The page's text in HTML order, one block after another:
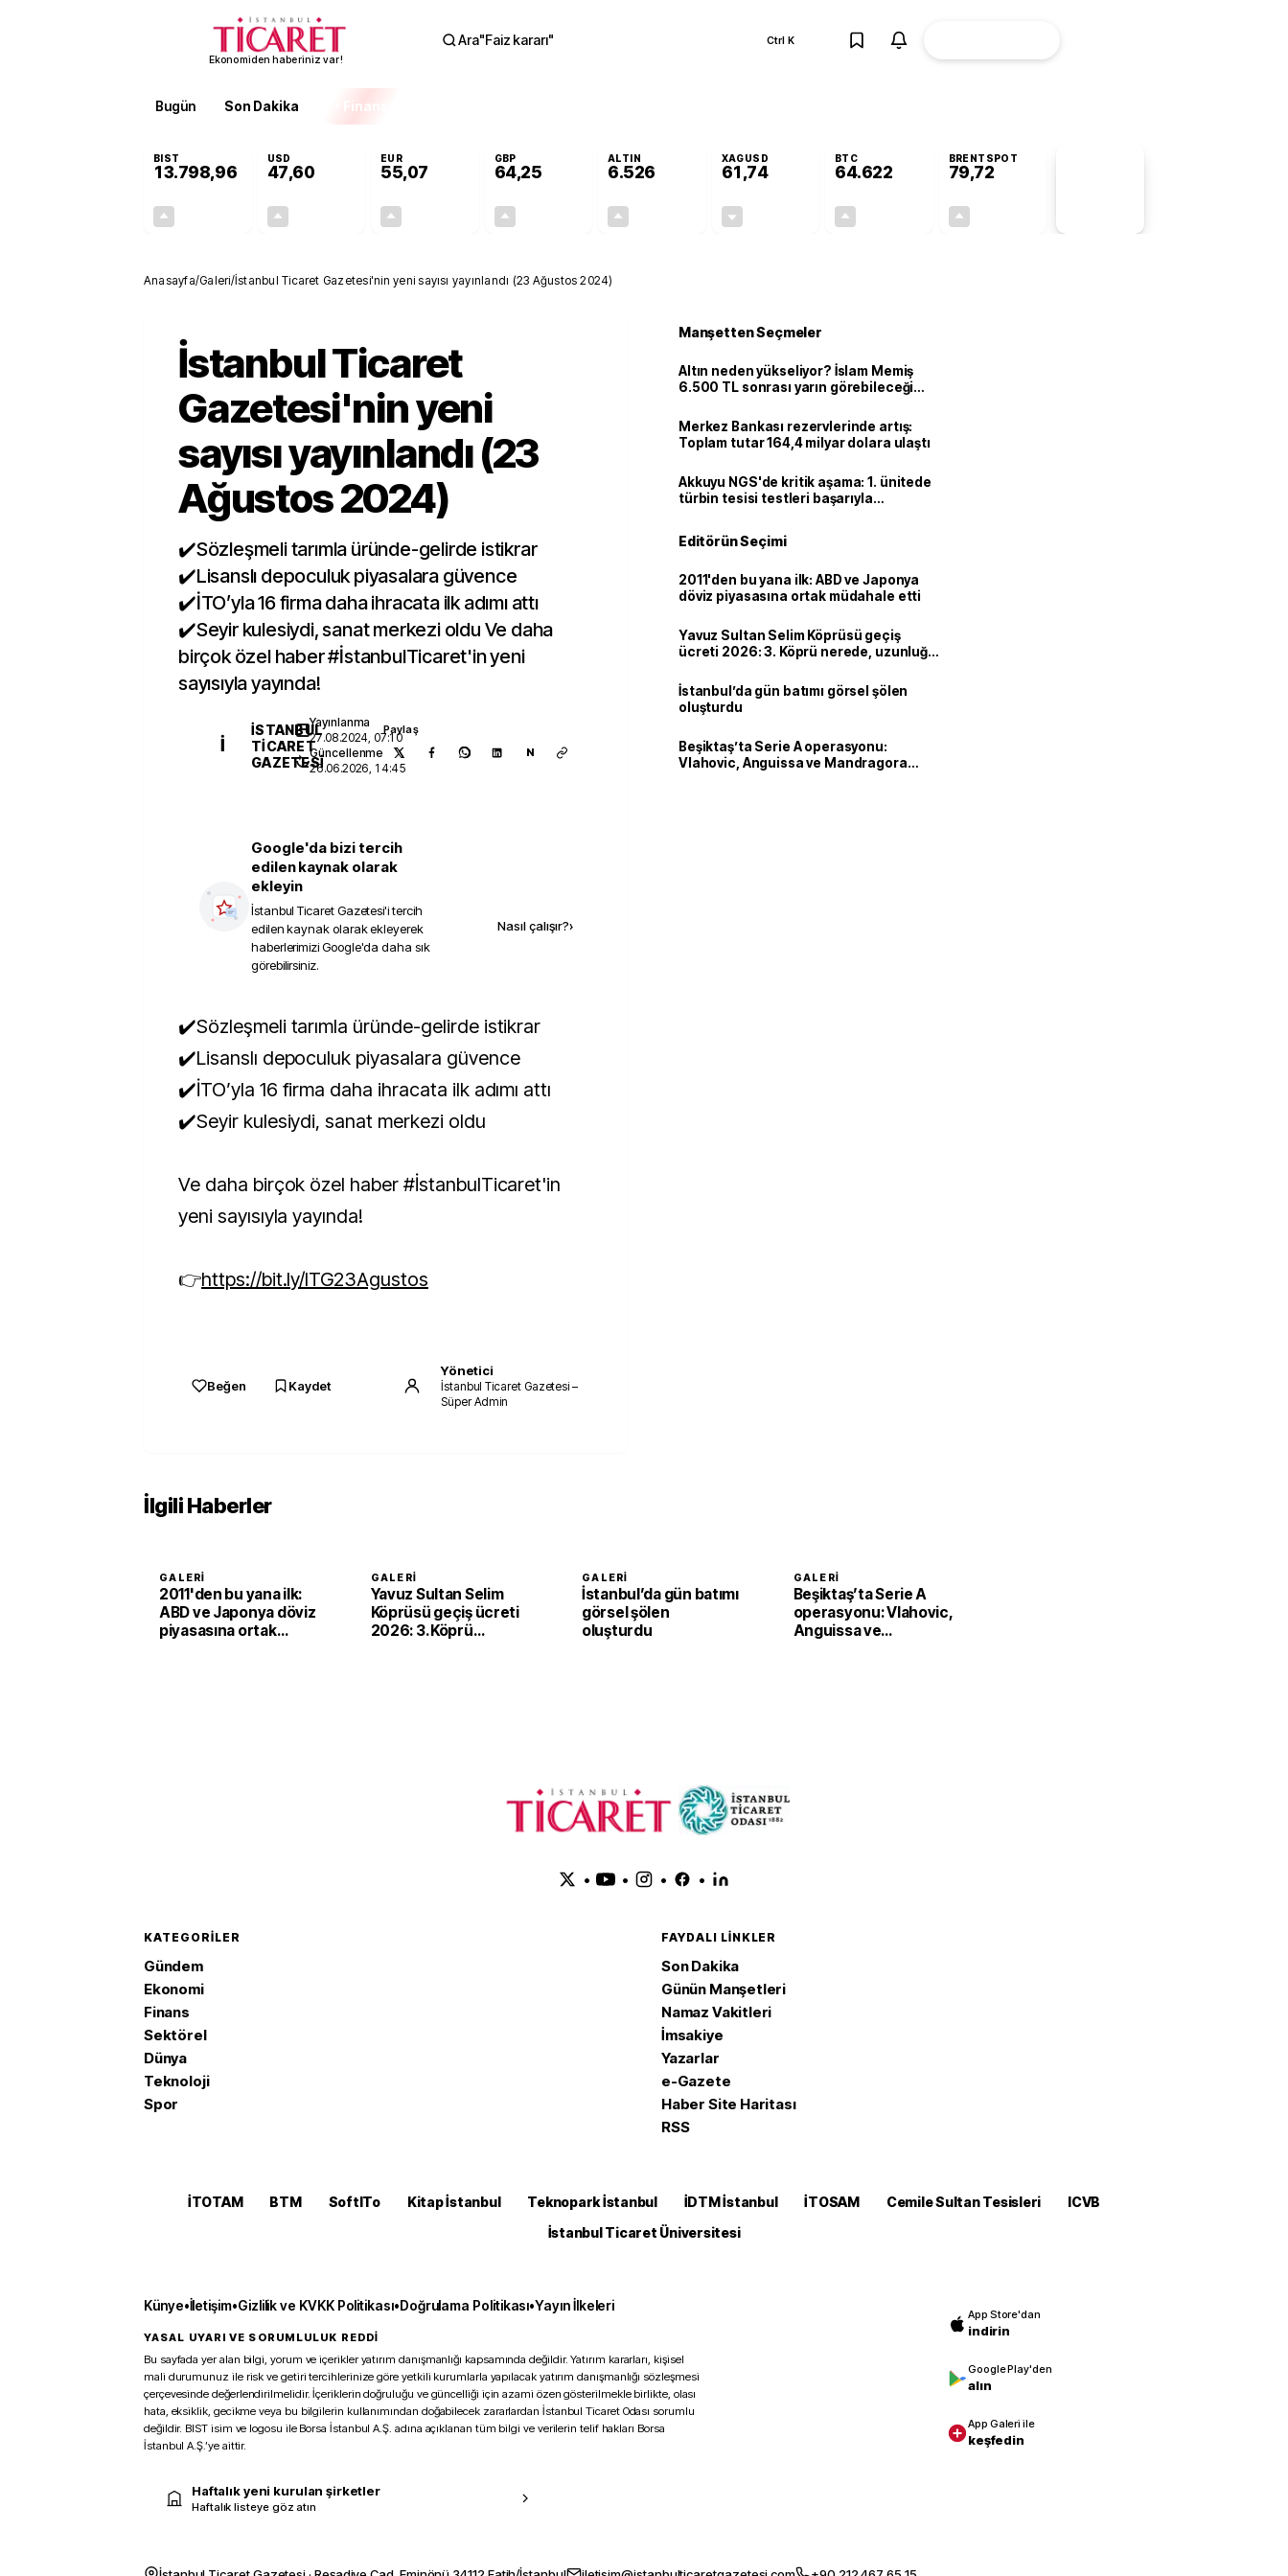
Ekonomiden haberiniz var!
Ara"Faiz kararı" Ctrl K
Bugün Son Dakika Finans
BIST
13.798,96
USD
47,60
EUR
55,07
GBP
64,25
ALTIN
6.526
XAGUSD
61,74
BTC
64.622
BRENTSPOT
79,72
Anasayfa/Galeri/İstanbul Ticaret Gazetesi'nin yeni sayısı yayınlandı (23 Ağustos 2024)
İstanbul Ticaret
Gazetesi'nin yeni
sayısı yayınlandı (23
Ağustos 2024)
✔️Sözleşmeli tarımla üründe-gelirde istikrar
✔️Lisanslı depoculuk piyasalara güvence
✔️İTO’yla 16 firma daha ihracata ilk adımı attı
✔️Seyir kulesiydi, sanat merkezi oldu Ve daha
birçok özel haber #İstanbulTicaret'in yeni
sayısıyla yayında!
İ
İSTANBUL
TICARET
GAZETESI
Yayınlanma
27.08.2024, 07:10
Güncellenme
26.06.2026, 14:45
Paylaş
N
Google'da bizi tercih
edilen kaynak olarak
ekleyin
İstanbul Ticaret Gazetesi'i tercih
edilen kaynak olarak ekleyerek
haberlerimizi Google'da daha sık
görebilirsiniz.
Nasıl çalışır?›
✔️Sözleşmeli tarımla üründe-gelirde istikrar
✔️Lisanslı depoculuk piyasalara güvence
✔️İTO’yla 16 firma daha ihracata ilk adımı attı
✔️Seyir kulesiydi, sanat merkezi oldu
Ve daha birçok özel haber #İstanbulTicaret'in
yeni sayısıyla yayında!
👉https://bit.ly/ITG23Agustos
Beğen Kaydet
Yönetici
İstanbul Ticaret Gazetesi –
Süper Admin
Manşetten Seçmeler
Altın neden yükseliyor? İslam Memiş
6.500 TL sonrası yarın görebileceği
Merkez Bankası rezervlerinde artış:
Toplam tutar 164,4 milyar dolara ulaştı
Akkuyu NGS'de kritik aşama: 1. ünitede
türbin tesisi testleri başarıyla
Editörün Seçimi
2011'den bu yana ilk: ABD ve Japonya
döviz piyasasına ortak müdahale etti
Yavuz Sultan Selim Köprüsü geçiş
ücreti 2026: 3. Köprü nerede, uzunluğu
İstanbul’da gün batımı görsel şölen
oluşturdu
Beşiktaş’ta Serie A operasyonu:
Vlahovic, Anguissa ve Mandragora
İlgili Haberler
GALERI
2011'den bu yana ilk:
ABD ve Japonya döviz
piyasasına ortak
GALERI
Yavuz Sultan Selim
Köprüsü geçiş ücreti
2026: 3. Köprü
GALERI
İstanbul’da gün batımı
görsel şölen
oluşturdu
GALERI
Beşiktaş’ta Serie A
operasyonu: Vlahovic,
Anguissa ve
• • • •
KATEGORILER
Gündem
Ekonomi
Finans
Sektörel
Dünya
Teknoloji
Spor
FAYDALI LINKLER
Son Dakika
Günün Manşetleri
Namaz Vakitleri
İmsakiye
Yazarlar
e-Gazete
Haber Site Haritası
RSS
İTOTAM BTM SoftITo Kitap İstanbul Teknopark İstanbul İDTM İstanbul İTOSAM Cemile Sultan Tesisleri
ICVB
İstanbul Ticaret Üniversitesi
Künye•İletişim•Gizlilik ve KVKK Politikası•Doğrulama Politikası•Yayın İlkeleri
YASAL UYARI VE SORUMLULUK REDDİ
Bu sayfada yer alan bilgi, yorum ve içerikler yatırım danışmanlığı kapsamında değildir. Yatırım kararları, kişisel
mali durumunuz ile risk ve getiri tercihlerinize göre yetkili kurumlarla yapılacak yatırım danışmanlığı sözleşmesi
çerçevesinde değerlendirilmelidir. İçeriklerin doğruluğu ve güncelliği için azami özen gösterilmekle birlikte, olası
hata, eksiklik, gecikme veya bu bilgilerin kullanımından doğabilecek zararlardan İstanbul Ticaret Odası sorumlu
değildir. BIST isim ve logosu ile Borsa İstanbul A.Ş. adına açıklanan tüm bilgi ve verilerin telif hakları Borsa
İstanbul A.Ş.’ye aittir.
Haftalık yeni kurulan şirketler
Haftalık listeye göz atın
App Store'dan
indirin
Google Play'den
alın
App Galeri ile
keşfedin